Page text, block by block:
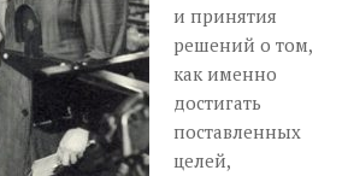
и принятия
решений о том,
как именно
достигать
поставленных
целей,